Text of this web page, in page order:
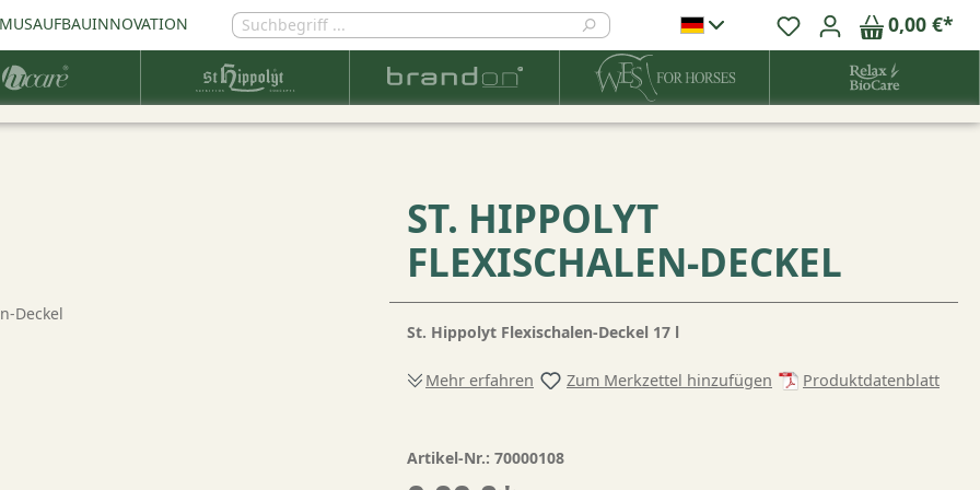
INNOVATION 0,00 €*
ST. HIPPOLYT
FLEXISCHALEN-DECKEL
St. Hippolyt Flexischalen-Deckel 17 l
Mehr erfahren Zum Merkzettel hinzufügen Produktdatenblatt
Artikel-Nr.: 70000108